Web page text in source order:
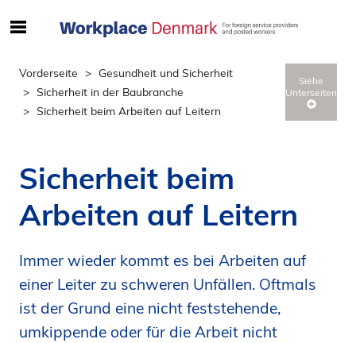
g
e
f
i
d
o
d
p
å
Vorderseite
Gesundheit und Sicherheit
Sicherheit in der Baubranche
Sicherheit beim Arbeiten auf Leitern
Siehe
Unterseiten
Sicherheit beim
Arbeiten auf Leitern
Immer wieder kommt es bei Arbeiten auf
einer Leiter zu schweren Unfällen. Oftmals
ist der Grund eine nicht feststehende,
umkippende oder für die Arbeit nicht